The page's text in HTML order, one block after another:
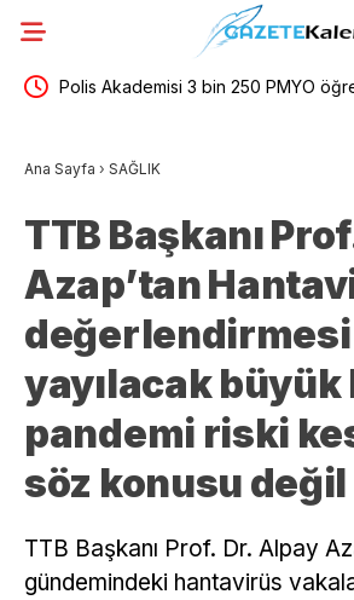
Polis Akademisi 3 bin 250 PMYO
Ana Sayfa › SAĞLIK
TTB Başkanı
Azap’tan
yayılacak büyük
pandemi riski
söz konusu değil
TTB Başkanı Prof. Dr. Alpay
gündemindeki hantavirüs